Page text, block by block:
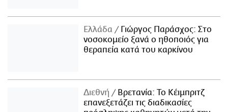
Ελλάδα
Γιώργος Παράσχος: Στο
νοσοκομείο ξανά ο ηθοποιός για
θεραπεία κατά του καρκίνου
Διεθνή
Βρετανία: Το Κέιμπριτζ
επανεξετάζει τις διαδικασίες